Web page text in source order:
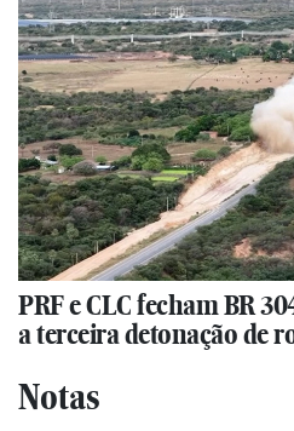
PRF e CLC fecham BR
a terceira detonação de
Notas